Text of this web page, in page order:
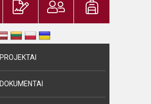
PROJEKTAI
DOKUMENTAI